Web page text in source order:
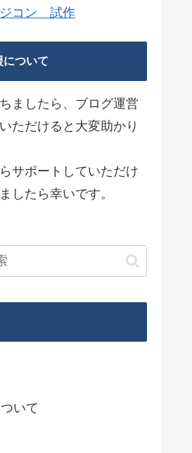
ジコン 試作
について
ましたら、ブログ運営
ただけると大変助かり
サポートしていただけ
したら幸いです。
いて